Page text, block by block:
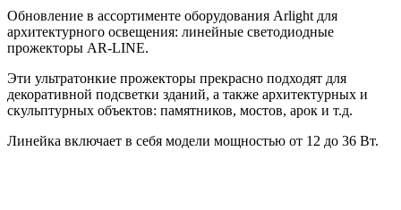
Обновление в ассортименте оборудования Arlight для
архитектурного освещения: линейные светодиодные
прожекторы AR-LINE.
Эти ультратонкие прожекторы прекрасно подходят для
декоративной подсветки зданий, а также архитектурных и
скульптурных объектов: памятников, мостов, арок и т.д.
Линейка включает в себя модели мощностью от 12 до 36 Вт.